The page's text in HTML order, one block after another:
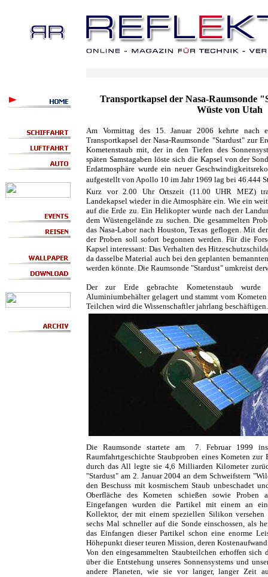
Transportkapsel der Nasa-Raumsonde
Wüste von Utah
Am Vormittag des 15. Januar 2006 kehrte nach
Transportkapsel der Nasa-Raumsonde "Stardust" zur
Kometenstaub mit, der in den Tiefen des
späten Samstagaben löste sich die Kapsel von der
Erdatmosphäre wurde ein neuer
aufgestellt von Apollo 10 im Jahr 1969 lag bei 46.444
Kurz vor 2.00 Uhr Ortszeit (11.00 UHR MEZ)
Landekapsel wieder in die Atmosphäre ein. Wie ein
auf die Erde zu. Ein Helikopter wurde nach der
dem Wüstengelände zu suchen. Die gesammelten
das Nasa-Labor nach Houston, Texas geflogen. Mit
der Proben soll sofort begonnen werden. Für die
Kapsel interessant: Das Verhalten des
da dasselbe Material auch bei den geplanten
werden könnte. Die Raumsonde "Stardust" umkreist
Der zur Erde gebrachte Kometenstaub
Aluminiumbehälter gelagert und stammt vom
Teilchen wird die Wissenschaftler jahrlang beschäftigen.
Die Raumsonde startete am 7. Februar 1999
Raumfahrtgeschichte Staubproben eines Kometen
durch das All legte sie 4,6 Milliarden Kilometer
"Stardust" am 2. Januar 2004 an dem Schweifstern
den Beschuss mit kosmischem Staub unbeschadet
Oberfläche des Kometen schießen sowie Proben
Eingefangen wurden die Partikel mit einem an
Kollektor, der mit einem speziellen Silikon
sechs Mal schneller auf die Sonde einschossen, als
das Einfangen dieser Partikel schon eine enorme
Höhepunkt dieser teuren Mission, deren
Von den eingesammelten Staubteilchen erhoffen sich
über die Entstehung unseres Sonnensystems und
andere Planeten, wie sie vor langer, langer Zeit